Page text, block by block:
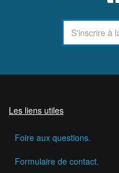
Les liens utiles
Foire aux questions.
Formulaire de contact.